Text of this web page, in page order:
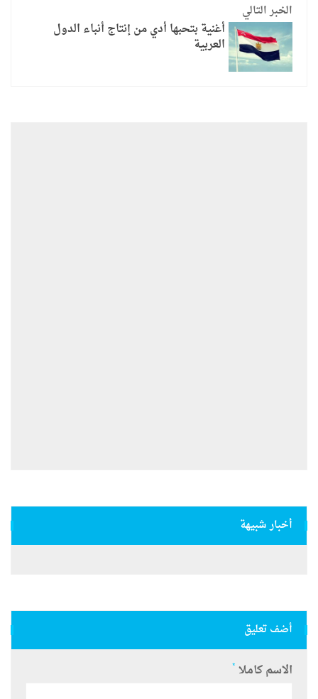
الخبر التالي
أغنية بتحبها أدي من إنتاج أنباء الدول
العربية
أخبار شبيهة
أضف تعليق
الاسم كاملا *